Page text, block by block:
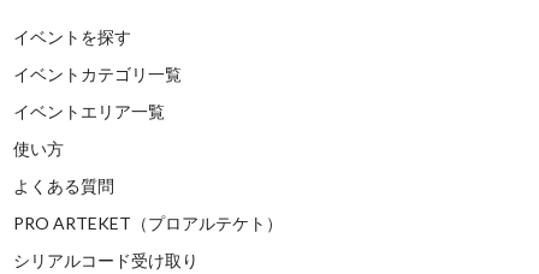
イベントを探す
イベントカテゴリ一覧
イベントエリア一覧
使い方
よくある質問
PRO ARTEKET（プロアルテケト）
シリアルコード受け取り